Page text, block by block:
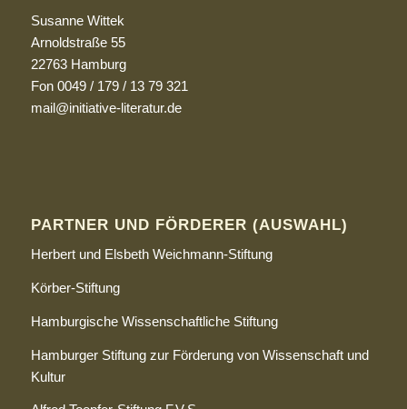
Susanne Wittek
Arnoldstraße 55
22763 Hamburg
Fon 0049 / 179 / 13 79 321
mail@initiative-literatur.de
PARTNER UND FÖRDERER (AUSWAHL)
Herbert und Elsbeth Weichmann-Stiftung
Körber-Stiftung
Hamburgische Wissenschaftliche Stiftung
Hamburger Stiftung zur Förderung von Wissenschaft und
Kultur